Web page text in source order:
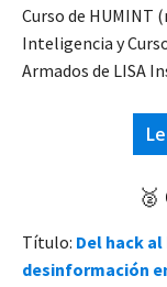
Curso de HUMINT
Inteligencia y
Armados de LISA
🥈
Título: Del hack
desinformación